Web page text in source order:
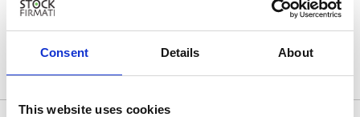
Consent Details About
This website uses cookies
Iscriviti